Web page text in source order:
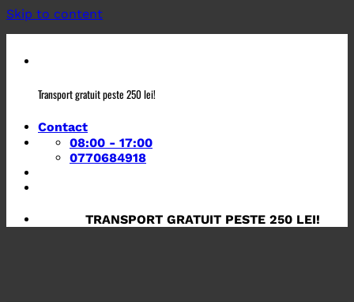
Skip to content
Transport gratuit peste 250 lei!
Contact
08:00 - 17:00
0770684918
TRANSPORT GRATUIT PESTE 250 LEI!